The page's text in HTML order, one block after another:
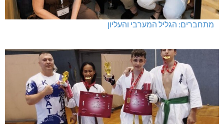
מעלות-תרשיחא: פסטיבל "באגליל - שכנים"